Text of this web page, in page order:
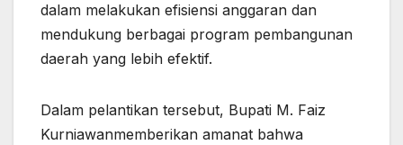
dalam melakukan efisiensi anggaran dan
mendukung berbagai program pembangunan
daerah yang lebih efektif.
Dalam pelantikan tersebut, Bupati M. Faiz
Kurniawanmemberikan amanat bahwa